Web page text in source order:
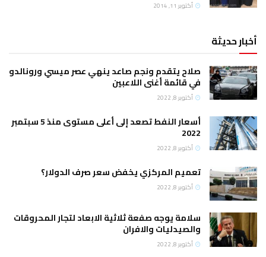
أكتوبر 11, 2014
أخبار حديثة
صلاح يتقدم ونجم صاعد ينهي عصر ميسي ورونالدو
في قائمة أغنى اللاعبين
أكتوبر 8, 2022
أسعار النفط تصعد إلى أعلى مستوى منذ 5 سبتمبر
2022
أكتوبر 8, 2022
تعميم المركزي يخفض سعر صرف الدولار؟
أكتوبر 8, 2022
سلامة يوجه صفعة ثلاثية الابعاد لتجار المحروقات
والصيدليات والافران
أكتوبر 8, 2022